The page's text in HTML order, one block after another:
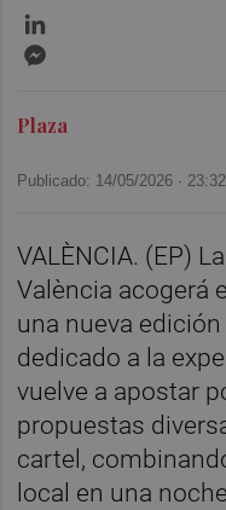
Plaza
Publicado: 14/05/2026 · 23:32
VALÈNCIA. (EP)
València acogerá
una nueva edición
dedicado a la
vuelve a apostar
propuestas
cartel,
local en una